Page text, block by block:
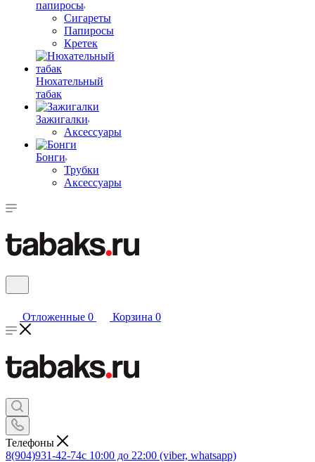
папиросы
Сигареты
Папиросы
Кретек
Нюхательный
табак
Зажигалки
Аксессуары
Бонги
Трубки
Аксессуары
Отложенные 0 Корзина 0
Телефоны
8(904)931-42-74с 10:00 до 22:00 (viber, whatsapp)